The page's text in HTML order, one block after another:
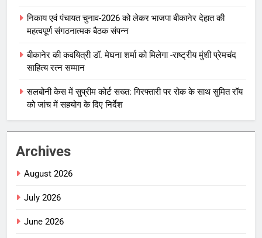
निकाय एवं पंचायत चुनाव-2026 को लेकर भाजपा बीकानेर देहात की
महत्वपूर्ण संगठनात्मक बैठक संपन्न
बीकानेर की कवयित्री डॉ. मेघना शर्मा को मिलेगा -राष्ट्रीय मुंशी प्रेमचंद
साहित्य रत्न सम्मान
सलबोनी केस में सुप्रीम कोर्ट सख्त: गिरफ्तारी पर रोक के साथ सुमित रॉय
को जांच में सहयोग के दिए निर्देश
Archives
August 2026
July 2026
June 2026